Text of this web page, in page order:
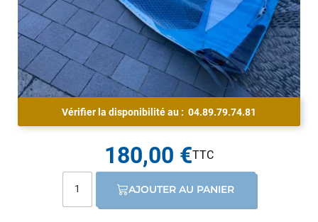
Vérifier la disponibilité au : 04.89.79.74.81
180,00 €
AJOUTER AU PANIER